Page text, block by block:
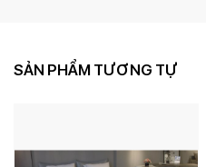
SẢN PHẨM TƯƠNG TỰ